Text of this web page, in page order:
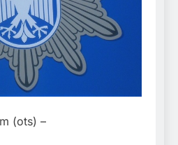
an
in Aubing
Bundespolizei ermittelt
gefährlichen
Eingriffs in den
Bahnverkehr
August 2026
(ots) –